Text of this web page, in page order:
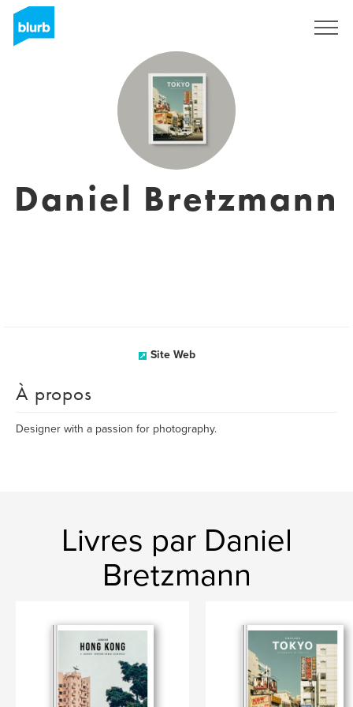
Daniel Bretzmann
Site Web
À propos
Designer with a passion for photography.
Livres par Daniel
Bretzmann